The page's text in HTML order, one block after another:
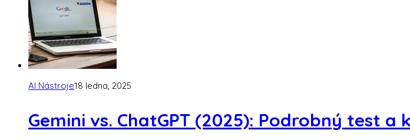
AI Nástroje18 ledna, 2025
Gemini vs. ChatGPT (2025): Podrobný test a